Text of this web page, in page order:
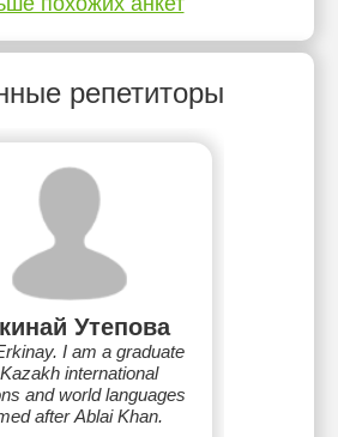
репетиторы
Утепова
I am a graduate
international
and world languages
after Ablai Khan.